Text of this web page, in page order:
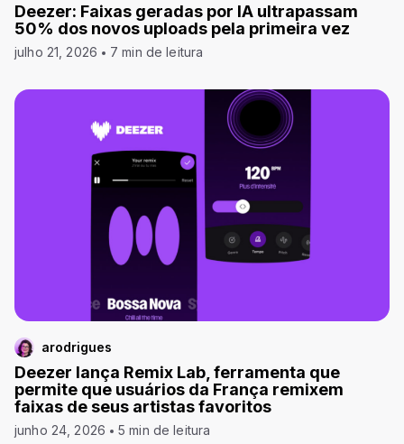
Deezer: Faixas geradas por IA ultrapassam
50% dos novos uploads pela primeira vez
julho 21, 2026 7 min de leitura
arodrigues
Deezer lança Remix Lab, ferramenta que
permite que usuários da França remixem
faixas de seus artistas favoritos
junho 24, 2026 5 min de leitura